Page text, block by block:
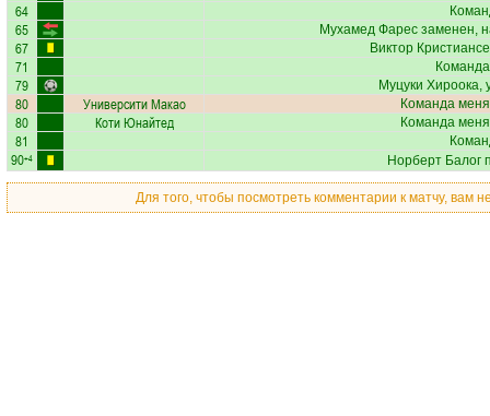
64
65 Мухамед Фарес заменен,
67 Виктор
71
79 Муцуки Хироока,
80 Университи Макао Команда
80 Коти Юнайтед Команда
81
90+4 Норберт Балог
Для того, чтобы посмотреть комментарии к матчу, вам